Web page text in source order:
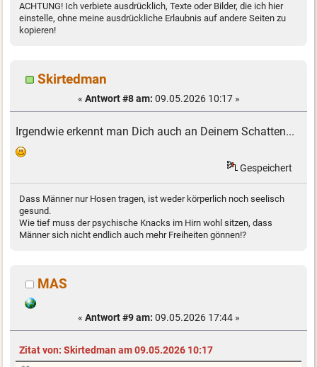
ACHTUNG! Ich verbiete ausdrücklich, Texte oder Bilder, die ich hier
einstelle, ohne meine ausdrückliche Erlaubnis auf andere Seiten zu
kopieren!
Skirtedman
« Antwort #8 am: 09.05.2026 10:17 »
Irgendwie erkennt man Dich auch an Deinem Schatten...
Gespeichert
Dass Männer nur Hosen tragen, ist weder körperlich noch seelisch
gesund.
Wie tief muss der psychische Knacks im Hirn wohl sitzen, dass
Männer sich nicht endlich auch mehr Freiheiten gönnen!?
MAS
« Antwort #9 am: 09.05.2026 17:44 »
Zitat von: Skirtedman am 09.05.2026 10:17